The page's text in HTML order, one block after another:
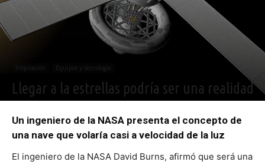
Inspiración Equipos y tecnología
Llegar a la estrellas podría ser una realidad
Un ingeniero de la NASA presenta el concepto de
una nave que volaría casi a velocidad de la luz
El ingeniero de la NASA David Burns, afirmó que será una